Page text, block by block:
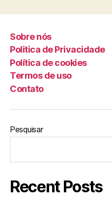
Sobre nós
Politica de Privacidade
Política de cookies
Termos de uso
Contato
Pesquisar
Recent Posts